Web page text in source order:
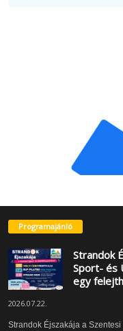
Programajánló
Strandok
Sport- és
egy
2026.07.22.
Strandok Éjszakája a Szentesi